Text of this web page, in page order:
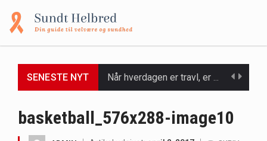
SENESTE NYT
basketball_576x288-image10